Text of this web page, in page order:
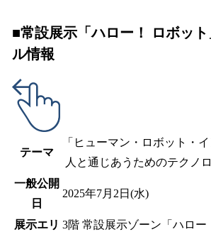
■常設展示「ハロー！ ロボッ
ル情報
テーマ
「ヒューマン・ロボット・
人と通じあうためのテクノロ
一般公開
日
2025年7月2日(水)
展示エリ 3階 常設展示ゾーン「ハロー